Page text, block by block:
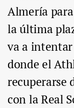
Almería
la última
va a intentar
donde el
recuperarse
con la Real